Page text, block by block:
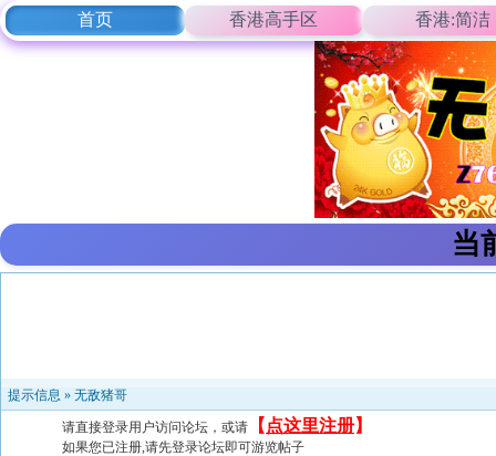
首页 香港高手区 香港:简洁
当
提示信息 » 无敌猪哥
请直接登录用户访问论坛，或请 【 点这里注册】
如果您已注册,请先登录论坛即可游览帖子